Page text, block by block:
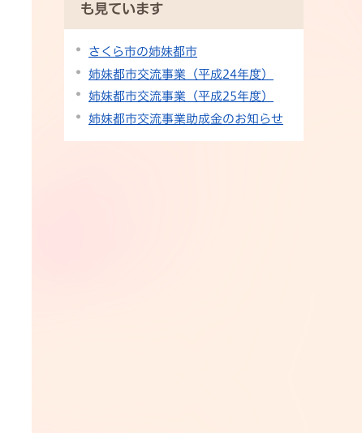
も見ています
さくら市の姉妹都市
姉妹都市交流事業（平成24年度）
姉妹都市交流事業（平成25年度）
姉妹都市交流事業助成金のお知らせ